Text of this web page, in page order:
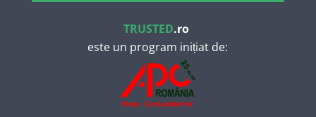
TRUSTED.ro
este un program inițiat de: